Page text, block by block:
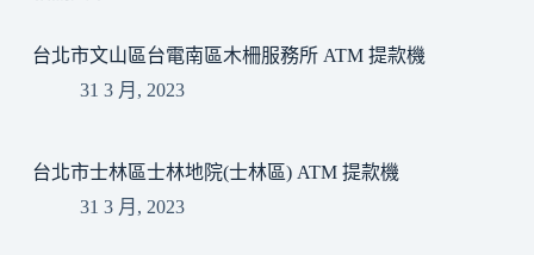
台北市文山區台電南區木柵服務所 ATM 提款機
31 3 月, 2023
台北市士林區士林地院(士林區) ATM 提款機
31 3 月, 2023